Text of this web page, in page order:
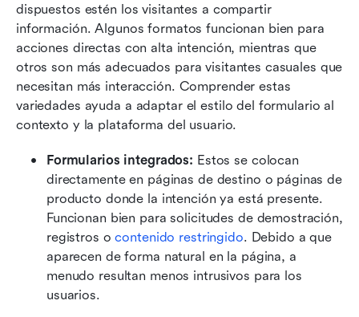
dispuestos estén los visitantes a compartir
información. Algunos formatos funcionan bien para
acciones directas con alta intención, mientras que
otros son más adecuados para visitantes casuales que
necesitan más interacción. Comprender estas
variedades ayuda a adaptar el estilo del formulario al
contexto y la plataforma del usuario.
Formularios integrados: Estos se colocan
directamente en páginas de destino o páginas de
producto donde la intención ya está presente.
Funcionan bien para solicitudes de demostración,
registros o contenido restringido. Debido a que
aparecen de forma natural en la página, a
menudo resultan menos intrusivos para los
usuarios.